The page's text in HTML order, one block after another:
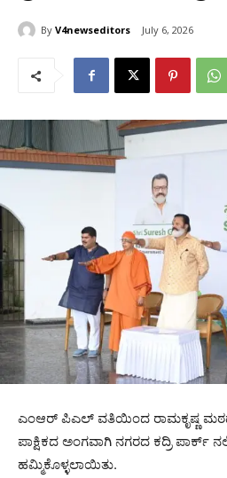
By V4newseditors July 6, 2026
ಎಂಆರ್ ಪಿಎಲ್ ವತಿಯಿಂದ ರಾಮಕೃಷ್ಣ
ಪಾಕ್ಷಿಕದ ಅಂಗವಾಗಿ ನಗರದ ಕದ್ರಿ ಪಾರ್ಕ್
ಹಮ್ಮಿಕೊಳ್ಳಲಾಯಿತು.